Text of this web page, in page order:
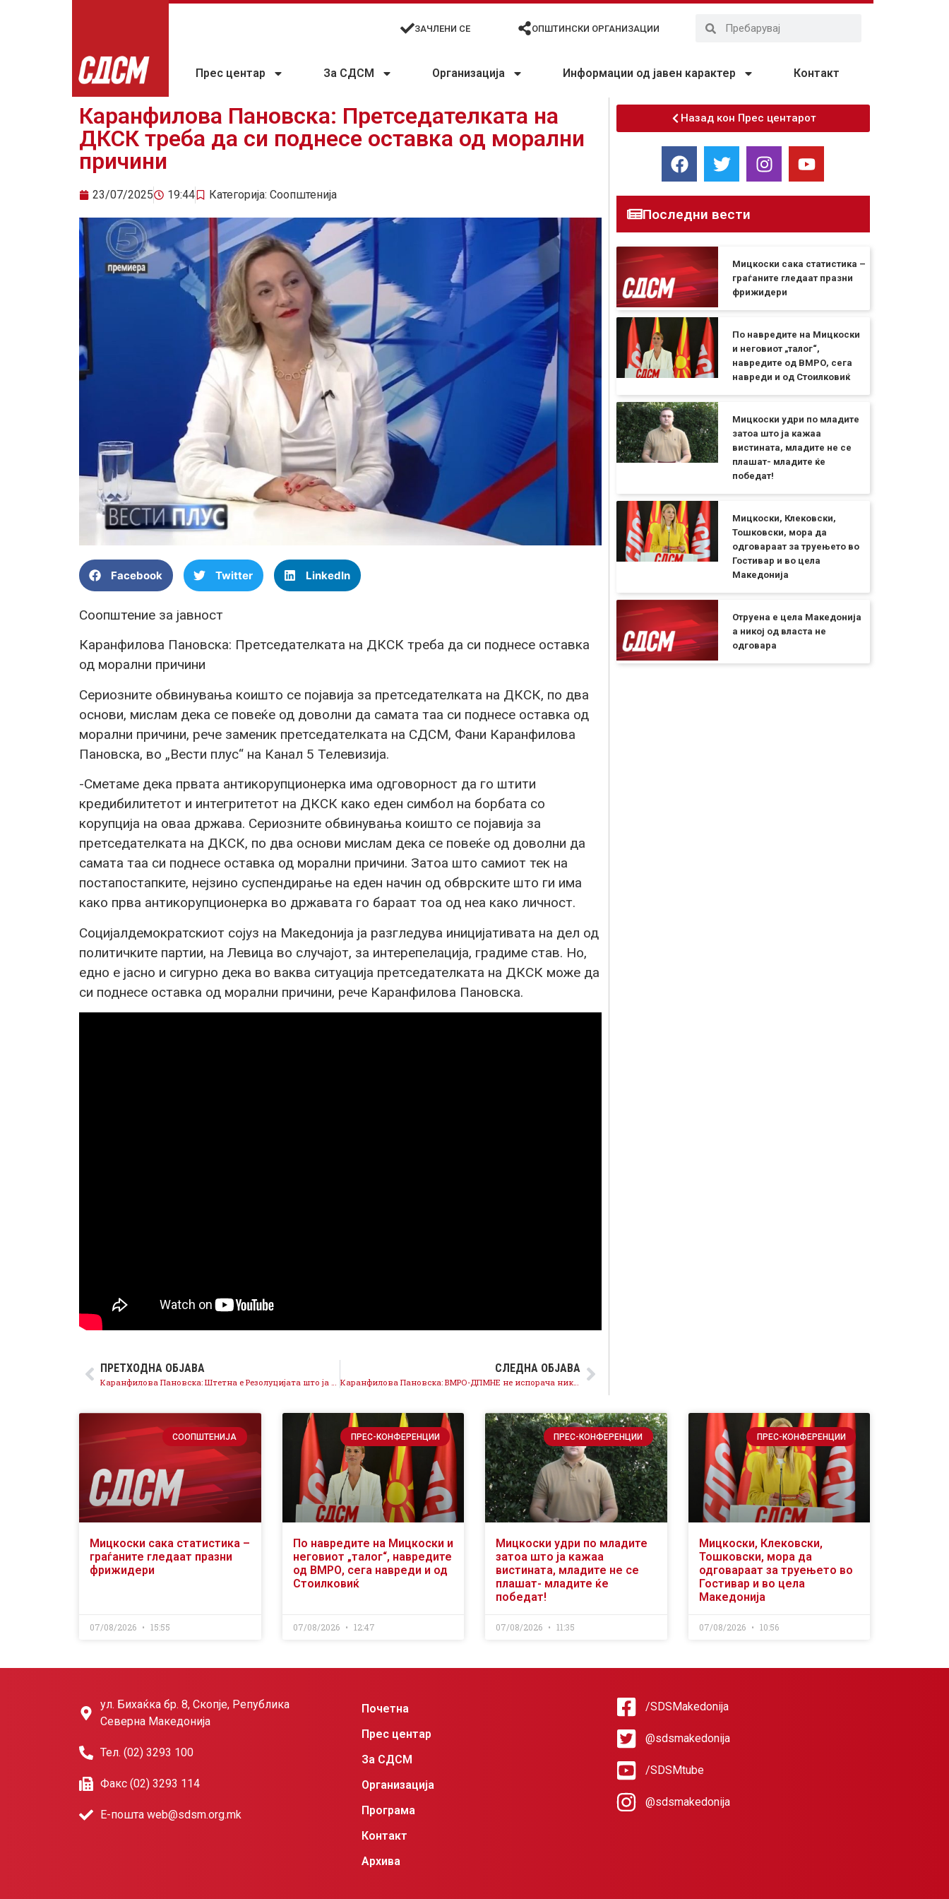
ЗАЧЛЕНИ СЕ ОПШТИНСКИ ОРГАНИЗАЦИИ
Прес центар За СДСМ Организација Информации од јавен карактер Контакт
Каранфилова Пановска: Претседателката на
ДКСК треба да си поднесе оставка од морални
причини
23/07/2025 19:44 Категорија: Соопштенија
Facebook Twitter LinkedIn
Соопштение за јавност
Каранфилова Пановска: Претседателката на ДКСК треба да си поднесе оставка
од морални причини
Сериозните обвинувања коишто се појавија за претседателката на ДКСК, по два
основи, мислам дека се повеќе од доволни да самата таа си поднесе оставка од
морални причини, рече заменик претседателката на СДСМ, Фани Каранфилова
Пановска, во „Вести плус“ на Канал 5 Телевизија.
-Сметаме дека првата антикорупционерка има одговорност да го штити
кредибилитетот и интегритетот на ДКСК како еден симбол на борбата со
корупција на оваа држава. Сериозните обвинувања коишто се појавија за
претседателката на ДКСК, по два основи мислам дека се повеќе од доволни да
самата таа си поднесе оставка од морални причини. Затоа што самиот тек на
постапостапките, нејзино суспендирање на еден начин од обврските што ги има
како прва антикорупционерка во државата го бараат тоа од неа како личност.
Социјалдемократскиот сојуз на Македонија ја разгледува иницијативата на дел од
политичките партии, на Левица во случајот, за интерепелација, градиме став. Но,
едно е јасно и сигурно дека во ваква ситуација претседателката на ДКСК може да
си поднесе оставка од морални причини, рече Каранфилова Пановска.
ПРЕТХОДНА ОБЈАВА
Каранфилова Пановска: Штетна е Резолуцијата што ја нуди ВМРО-ДПМНЕ, отвора прашање за јазикот што веќе е затворено
СЛЕДНА ОБЈАВА
Каранфилова Пановска: ВМРО-ДПМНЕ не испорача никакви резултати, животниот стандард падна за 20%
Назад кон Прес центарот
Последни вести
Мицкоски сака статистика –
граѓаните гледаат празни
фрижидери
По навредите на Мицкоски
и неговиот „талог“,
навредите од ВМРО, сега
навреди и од Стоилковиќ
Мицкоски удри по младите
затоа што ја кажаа
вистината, младите не се
плашат- младите ќе
победат!
Мицкоски, Клековски,
Тошковски, мора да
одговараат за труењето во
Гостивар и во цела
Македонија
Отруена е цела Македонија
а никој од власта не
одговара
СООПШТЕНИЈА
Мицкоски сака статистика –
граѓаните гледаат празни
фрижидери
07/08/2026 15:55
ПРЕС-КОНФЕРЕНЦИИ
По навредите на Мицкоски и
неговиот „талог“, навредите
од ВМРО, сега навреди и од
Стоилковиќ
07/08/2026 12:47
ПРЕС-КОНФЕРЕНЦИИ
Мицкоски удри по младите
затоа што ја кажаа
вистината, младите не се
плашат- младите ќе
победат!
07/08/2026 11:35
ПРЕС-КОНФЕРЕНЦИИ
Мицкоски, Клековски,
Тошковски, мора да
одговараат за труењето во
Гостивар и во цела
Македонија
07/08/2026 10:56
ул. Бихаќка бр. 8, Скопје, Република
Северна Македонија
Тел. (02) 3293 100
Факс (02) 3293 114
Е-пошта web@sdsm.org.mk
Почетна
Прес центар
За СДСМ
Организација
Програма
Контакт
Архива
/SDSMakedonija
@sdsmakedonija
/SDSMtube
@sdsmakedonija